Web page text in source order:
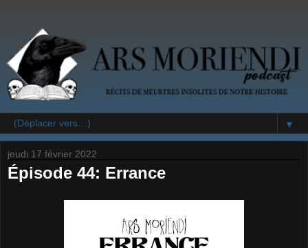
▼
jeudi 17 février 2022
Épisode 44: Errance